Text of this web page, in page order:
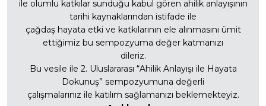
ile olumlu katkılar sunduğu kabul gören ahilik anlayışının
tarihi kaynaklarından istifade ile
çağdaş hayata etki ve katkılarının ele alınmasını ümit
ettiğimiz bu sempozyuma değer katmanızı
dileriz.
Bu vesile ile 2. Uluslararası “Ahilik Anlayışı ile Hayata
Dokunuş” sempozyumuna değerli
çalışmalarınız ile katılım sağlamanızı beklemekteyiz.